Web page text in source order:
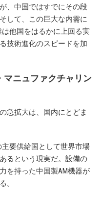
、中国ではすでにその段
して、この巨大な内需に
他国をはるかに上回る実
技術進化のスピードを加
マニュファクチャリン
急拡大は、国内にとどま
要供給国として世界市場
るという現実だ。設備の
を持った中国製AM機器が
。